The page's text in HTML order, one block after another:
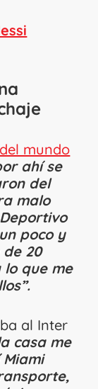
mundo
ahí se
del
malo
poco y
20
que me
al Inter
casa me